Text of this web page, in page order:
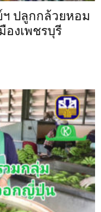
ปลูกกล้วยหอม
องเพชรบุรี